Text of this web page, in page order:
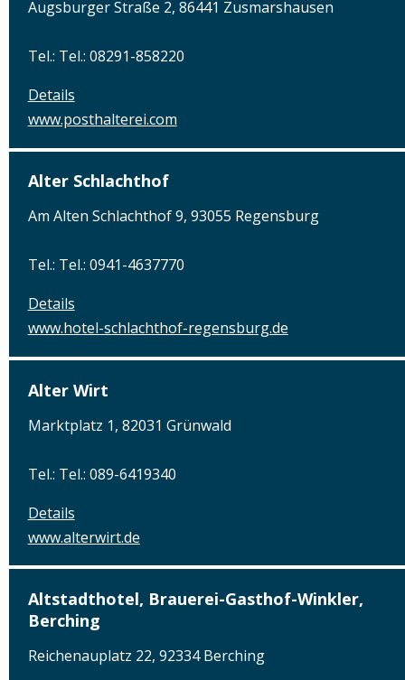
Augsburger Straße 2, 86441 Zusmarshausen
Tel.: Tel.: 08291-858220
Details
www.posthalterei.com
Alter Schlachthof
Am Alten Schlachthof 9, 93055 Regensburg
Tel.: Tel.: 0941-4637770
Details
www.hotel-schlachthof-regensburg.de
Alter Wirt
Marktplatz 1, 82031 Grünwald
Tel.: Tel.: 089-6419340
Details
www.alterwirt.de
Altstadthotel, Brauerei-Gasthof-Winkler,
Berching
Reichenauplatz 22, 92334 Berching